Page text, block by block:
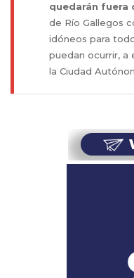
quedarán fuera
de Río Gallegos
idóneos para
puedan ocurrir, a
la Ciudad